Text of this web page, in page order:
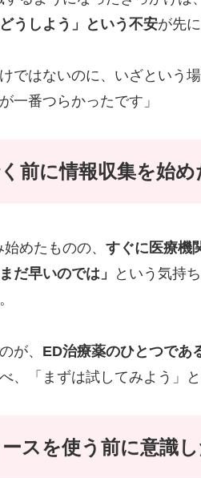
うしよう」という不安が先
けではないのに、いざという
一番つらかったです」
前に情報収集を始め
めたものの、 すぐに医療機
だ早いのでは」
という気持
が、 ED治療薬のひとつであ
、「まずは試してみよう」
スを使う前に意識